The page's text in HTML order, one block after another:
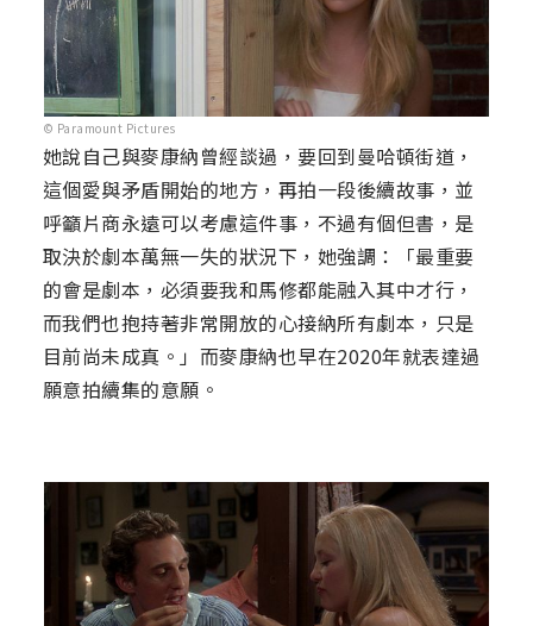
© Paramount Pictures
她說自己與麥康納曾經談過，要回到曼哈頓街道，
這個愛與矛盾開始的地方，再拍一段後續故事，並
呼籲片商永遠可以考慮這件事，不過有個但書，是
取決於劇本萬無一失的狀況下，她強調：「最重要
的會是劇本，必須要我和馬修都能融入其中才行，
而我們也抱持著非常開放的心接納所有劇本，只是
目前尚未成真。」而麥康納也早在2020年就表達過
願意拍續集的意願。